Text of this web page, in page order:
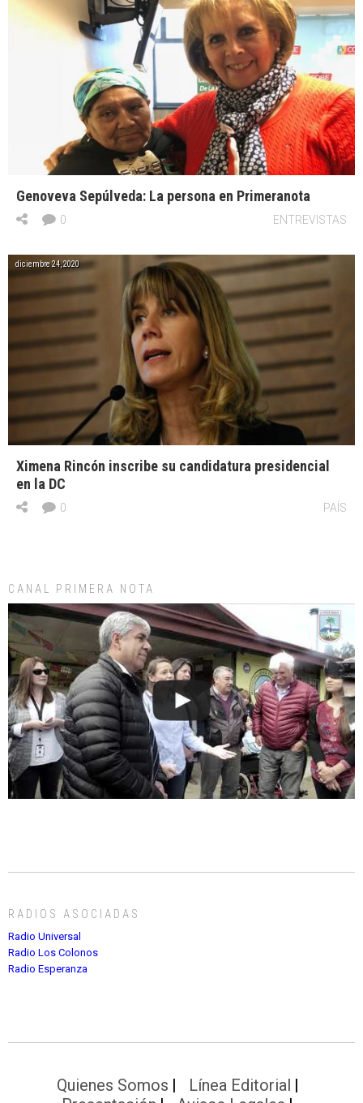
Genoveva Sepúlveda: La persona en Primeranota
ENTREVISTAS
0
diciembre 24, 2020
Ximena Rincón inscribe su candidatura presidencial
en la DC
PAÍS
0
CANAL PRIMERA NOTA
RADIOS ASOCIADAS
Radio Universal
Radio Los Colonos
Radio Esperanza
Quienes Somos
Línea Editorial